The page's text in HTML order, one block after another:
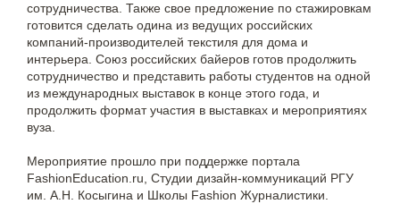
сотрудничества. Также свое предложение по стажировкам
готовится сделать одина из ведущих российских
компаний-производителей текстиля для дома и
интерьера. Союз российских байеров готов продолжить
сотрудничество и представить работы студентов на одной
из международных выставок в конце этого года, и
продолжить формат участия в выставках и мероприятиях
вуза.
Мероприятие прошло при поддержке портала
FashionEducation.ru, Студии дизайн-коммуникаций РГУ
им. А.Н. Косыгина и Школы Fashion Журналистики.